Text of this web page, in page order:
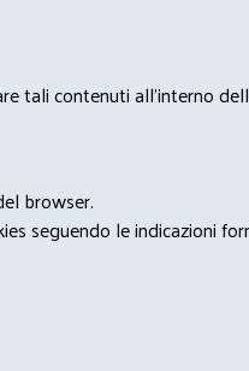
tali contenuti all'interno
browser.
seguendo le indicazioni